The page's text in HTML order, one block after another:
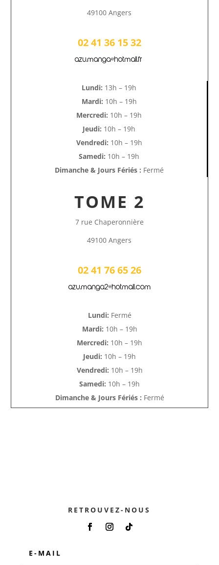
49100 Angers
02 41 36 15 32
azu.manga@hotmail.fr
Lundi: 13h – 19h
Mardi: 10h – 19h
Mercredi: 10h – 19h
Jeudi: 10h – 19h
Vendredi: 10h – 19h
Samedi: 10h – 19h
Dimanche & Jours Fériés : Fermé
TOME 2
7 rue Chaperonnière
49100 Angers
02 41 76 65 26
azu.manga2@hotmail.com
Lundi: Fermé
Mardi: 10h – 19h
Mercredi: 10h – 19h
Jeudi: 10h – 19h
Vendredi: 10h – 19h
Samedi: 10h – 19h
Dimanche & Jours Fériés : Fermé
RETROUVEZ-NOUS